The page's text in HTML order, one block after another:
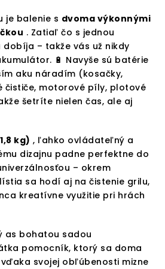
je balenie s dvoma výkonnými
. Zatiaľ čo s jednou
– takže vás už nikdy
🔋 Navyše sú batérie
aku náradím (kosačky,
čističe, motorové píly, plotové
šetríte nielen čas, ale aj
kg) , ľahko ovládateľný a
dizajnu padne perfektne do
– okrem
sa hodí aj na čistenie grilu,
kreatívne využitie pri hrách
as bohatou sadou
pomocník, ktorý sa doma
svojej obľúbenosti mizne